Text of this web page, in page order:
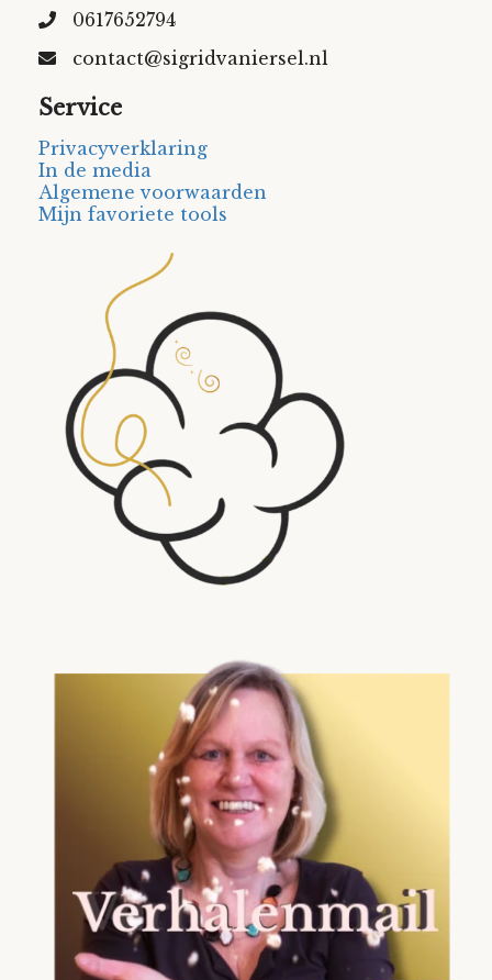
0617652794
contact@sigridvaniersel.nl
Service
Privacyverklaring
In de media
Algemene voorwaarden
Mijn favoriete tools